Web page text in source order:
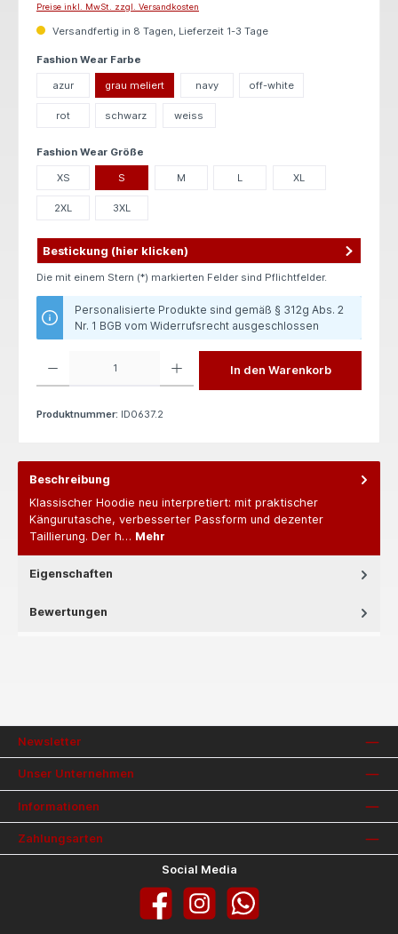
Preise inkl. MwSt. zzgl. Versandkosten
Versandfertig in 8 Tagen, Lieferzeit 1-3 Tage
Fashion Wear Farbe
azur grau meliert navy off-white
rot schwarz weiss
Fashion Wear Größe
XS S M L XL
2XL 3XL
Bestickung (hier klicken)
Die mit einem Stern (*) markierten Felder sind Pflichtfelder.
Personalisierte Produkte sind gemäß § 312g Abs. 2
Nr. 1 BGB vom Widerrufsrecht ausgeschlossen
In den Warenkorb
Produktnummer: ID0637.2
Beschreibung
Klassischer Hoodie neu interpretiert: mit praktischer
Kängurutasche, verbesserter Passform und dezenter
Taillierung. Der h… Mehr
Eigenschaften
Bewertungen
Newsletter
Unser Unternehmen
Informationen
Zahlungsarten
Social Media
Facebook InstagramWhatsApp